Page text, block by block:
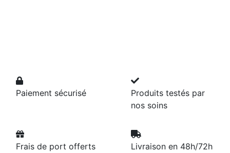
Paiement sécurisé
Produits testés par
nos soins
Frais de port offerts
Livraison en 48h/72h